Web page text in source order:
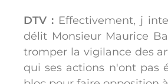
DTV : Effectivement, j
délit Monsieur Maurice
tromper la vigilance des
qui ses actions n'ont pas